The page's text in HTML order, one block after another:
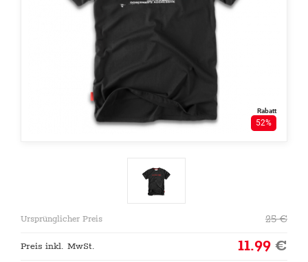
Rabatt
52%
Ursprünglicher Preis 25€
Preis inkl. MwSt. 11.99€